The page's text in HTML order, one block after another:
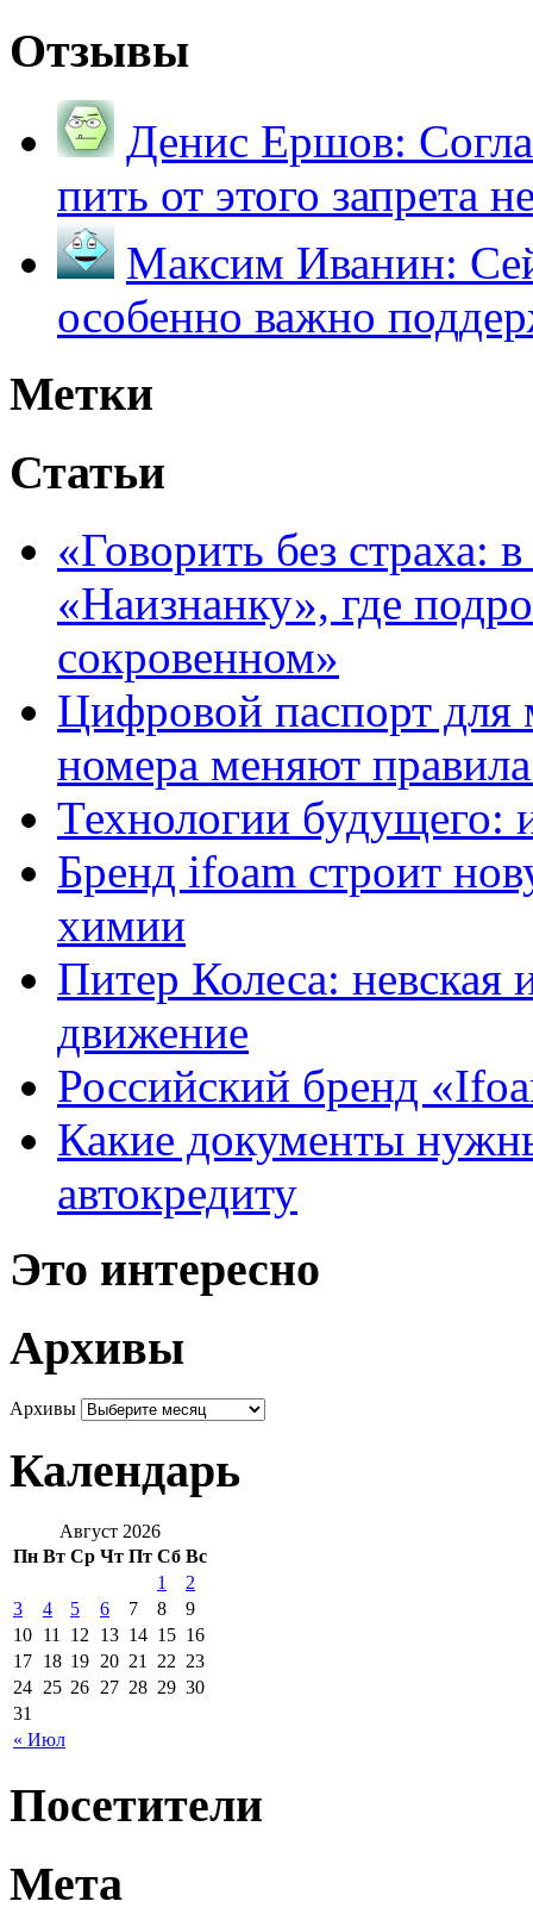
Отзывы
Денис Ершов:
пить от этого запрета
Максим Иванин:
особенно важно
Метки
Статьи
«Говорить без страха:
«Наизнанку», где
сокровенном»
Цифровой паспорт для
номера меняют
Технологии будущего:
Бренд ifoam строит
химии
Питер Колеса: невская
движение
Российский бренд
Какие документы
автокредиту
Это интересно
Архивы
Архивы
Календарь
Август 2026
Пн Вт Ср Чт Пт Сб Вс
« Июл
1
2
3
4 5 6 7 8
9
10 11 12 13 14 15 16
17 18 19 20 21 22 23
24 25 26 27 28 29 30
31
Посетители
Мета